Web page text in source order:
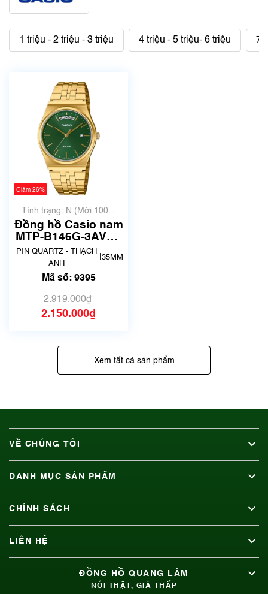
1 triệu - 2 triệu - 3 triệu 4 triệu - 5 triệu- 6 triệu 7
Giảm 26%
Tình trạng: N (Mới 100%
chưa qua sử dụng)
Đồng hồ Casio nam
MTP-B146G-3AVDF
Chính Hãng | Mã số
9395
PIN QUARTZ - THẠCH
ANH
35MM
Mã số: 9395
2.919.000₫
2.150.000₫
Xem tất cả sản phẩm
VỀ CHÚNG TÔI
DANH MỤC SẢN PHẨM
CHÍNH SÁCH
LIÊN HỆ
ĐỒNG HỒ QUANG LÂM
NÓI THẬT, GIÁ THẤP